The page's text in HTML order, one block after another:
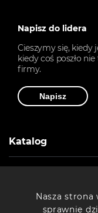
Napisz do lidera
Cieszymy się, kiedy
kiedy coś poszło
firmy.
Napisz
Katalog
Nasza
sprawnie